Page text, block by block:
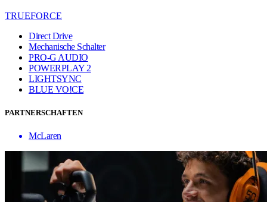
TRUEFORCE
Direct Drive
Mechanische Schalter
PRO-G AUDIO
POWERPLAY 2
LIGHTSYNC
BLUE VO!CE
PARTNERSCHAFTEN
McLaren